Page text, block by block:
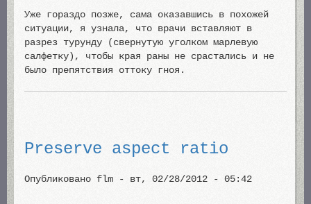
Уже гораздо позже, сама оказавшись в похожей
ситуации, я узнала, что врачи вставляют в
разрез турунду (свернутую уголком марлевую
салфетку), чтобы края раны не срастались и не
было препятствия оттоку гноя.
Preserve aspect ratio
Опубликовано flm - вт, 02/28/2012 - 05:42